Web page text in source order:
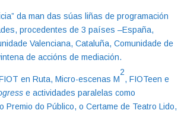
da man das súas liñas de programación
procedentes de 3 países –España,
Valenciana, Cataluña, Comunidade de
de accións de mediación.
en Ruta, Micro-escenas M
2
, FIOTeen e
e actividades paralelas como
do Público, o Certame de Teatro Lido,